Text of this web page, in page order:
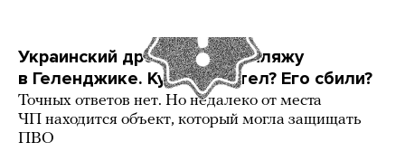
Украинский дрон попал по пляжу
в Геленджике. Куда он летел? Его сбили?
Точных ответов нет. Но недалеко от места
ЧП находится объект, который могла защищать
ПВО